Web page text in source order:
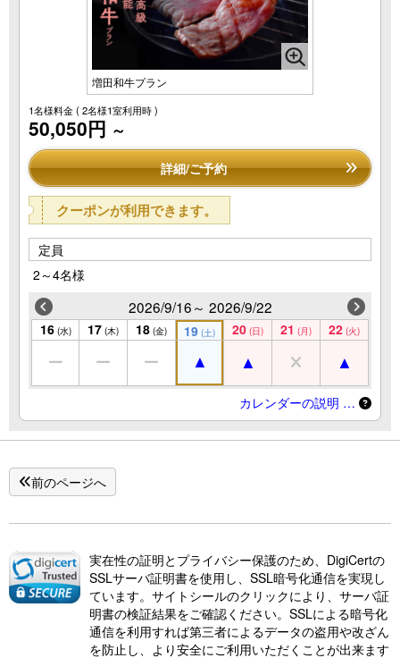
増田和牛プラン
1名様料金( 2名様1室利用時 )
50,050円 ～
詳細/ご予約
クーポンが利用できます。
定員
2～4名様
2026/9/16～ 2026/9/22
16 (水) 17 (木) 18 (金) 19 (土) 20 (日) 21 (月) 22 (火)
カレンダーの説明 …
前のページへ
実在性の証明とプライバシー保護のため、DigiCertの
SSLサーバ証明書を使用し、SSL暗号化通信を実現し
ています。サイトシールのクリックにより、サーバ証
明書の検証結果をご確認ください。SSLによる暗号化
通信を利用すれば第三者によるデータの盗用や改ざん
を防止し、より安全にご利用いただくことが出来ます